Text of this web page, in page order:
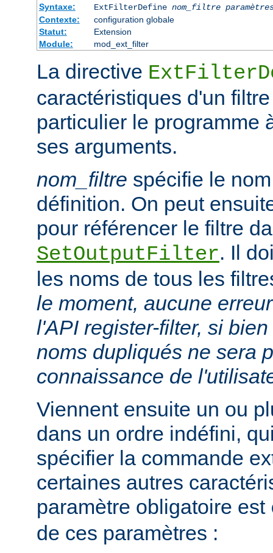
Syntaxe:
ExtFilterDefine nom_filtre
Contexte:
configuration globale
Statut:
Extension
Module:
mod_ext_filter
La directive
caractéristiques d'un
particulier le programme
ses arguments.
nom_filtre spécifie le
définition. On peut
pour référencer le filtre
SetOutputFilter. Il
les noms de tous les
le moment, aucune
l'API register-filter, si
noms dupliqués ne sera
connaissance de
Viennent ensuite un ou
dans un ordre indéfini,
spécifier la commande
certaines autres
paramètre obligatoire est
de ces paramètres :